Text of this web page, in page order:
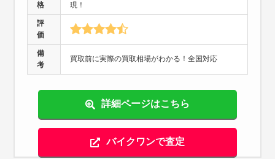
格
現！
評
価
備
考
買取前に実際の買取相場がわかる！全国対応
詳細ページはこちら
バイクワンで査定